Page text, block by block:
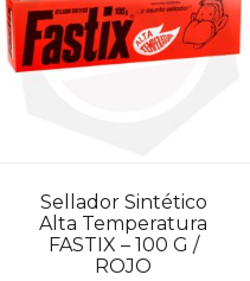
Sellador Sintético
Alta Temperatura
FASTIX – 100 G /
ROJO